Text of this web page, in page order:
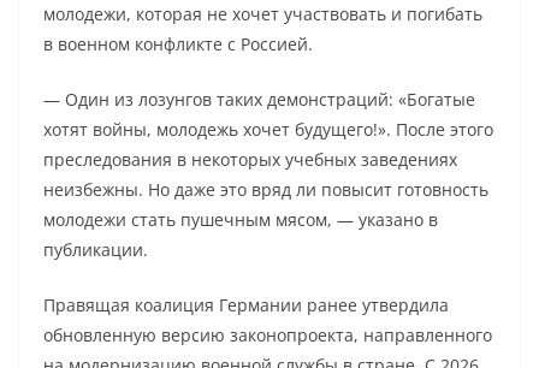
молодежи, которая не хочет участвовать и погибать
в военном конфликте с Россией.
— Один из лозунгов таких демонстраций: «Богатые
хотят войны, молодежь хочет будущего!». После этого
преследования в некоторых учебных заведениях
неизбежны. Но даже это вряд ли повысит готовность
молодежи стать пушечным мясом, — указано в
публикации.
Правящая коалиция Германии ранее утвердила
обновленную версию законопроекта, направленного